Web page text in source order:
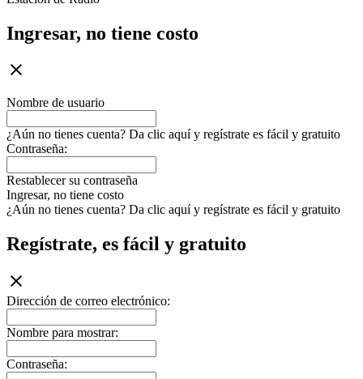
Ingresar, no tiene costo
Nombre de usuario
¿Aún no tienes cuenta? Da clic aquí y regístrate es fácil y gratuito
Contraseña:
Restablecer su contraseña
Ingresar, no tiene costo
¿Aún no tienes cuenta? Da clic aquí y regístrate es fácil y gratuito
Regístrate, es fácil y gratuito
Dirección de correo electrónico:
Nombre para mostrar:
Contraseña: